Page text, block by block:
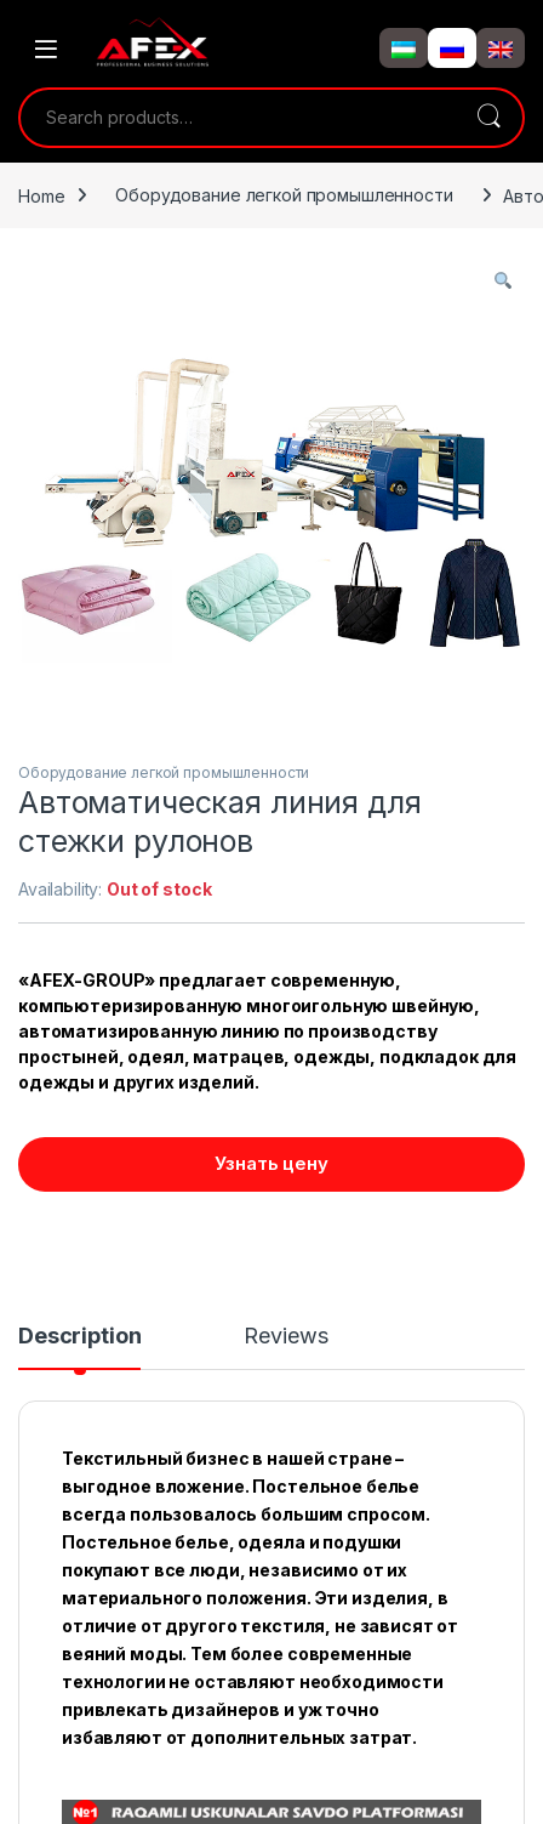
Search for:
Home Оборудование легкой промышленности
Оборудование легкой промышленности
Автоматическая линия для
стежки рулонов
Availability: Out of stock
«AFEX-GROUP» предлагает современную,
компьютеризированную многоигольную швейную,
автоматизированную линию по производству
простыней, одеял, матрацев, одежды, подкладок для
одежды и других изделий.
Узнать цену
Description Reviews
Текстильный бизнес в нашей стране –
выгодное вложение. Постельное белье
всегда пользовалось большим спросом.
Постельное белье, одеяла и подушки
покупают все люди, независимо от их
материального положения. Эти изделия, в
отличие от другого текстиля, не зависят от
веяний моды. Тем более современные
технологии не оставляют необходимости
привлекать дизайнеров и уж точно
избавляют от дополнительных затрат.